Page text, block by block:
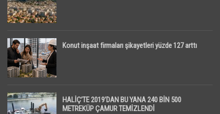
Konut inşaat firmaları şikayetleri yüzde 127 arttı
HALİÇ’TE 2019’DAN BU YANA 240 BİN 500
METREKÜP ÇAMUR TEMİZLENDİ